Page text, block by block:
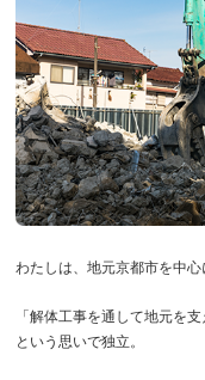
わたしは、地元京都市を中心
「解体工事を通して地元を
という思いで独立。